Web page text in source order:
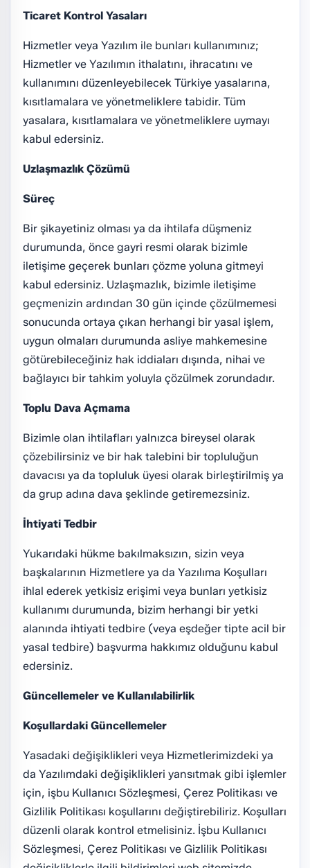
Ticaret Kontrol Yasaları
Hizmetler veya Yazılım ile bunları kullanımınız;
Hizmetler ve Yazılımın ithalatını, ihracatını ve
kullanımını düzenleyebilecek Türkiye yasalarına,
kısıtlamalara ve yönetmeliklere tabidir. Tüm
yasalara, kısıtlamalara ve yönetmeliklere uymayı
kabul edersiniz.
Uzlaşmazlık Çözümü
Süreç
Bir şikayetiniz olması ya da ihtilafa düşmeniz
durumunda, önce gayri resmi olarak bizimle
iletişime geçerek bunları çözme yoluna gitmeyi
kabul edersiniz. Uzlaşmazlık, bizimle iletişime
geçmenizin ardından 30 gün içinde çözülmemesi
sonucunda ortaya çıkan herhangi bir yasal işlem,
uygun olmaları durumunda asliye mahkemesine
götürebileceğiniz hak iddiaları dışında, nihai ve
bağlayıcı bir tahkim yoluyla çözülmek zorundadır.
Toplu Dava Açmama
Bizimle olan ihtilafları yalnızca bireysel olarak
çözebilirsiniz ve bir hak talebini bir topluluğun
davacısı ya da topluluk üyesi olarak birleştirilmiş ya
da grup adına dava şeklinde getiremezsiniz.
İhtiyati Tedbir
Yukarıdaki hükme bakılmaksızın, sizin veya
başkalarının Hizmetlere ya da Yazılıma Koşulları
ihlal ederek yetkisiz erişimi veya bunları yetkisiz
kullanımı durumunda, bizim herhangi bir yetki
alanında ihtiyati tedbire (veya eşdeğer tipte acil bir
yasal tedbire) başvurma hakkımız olduğunu kabul
edersiniz.
Güncellemeler ve Kullanılabilirlik
Koşullardaki Güncellemeler
Yasadaki değişiklikleri veya Hizmetlerimizdeki ya
da Yazılımdaki değişiklikleri yansıtmak gibi işlemler
için, işbu Kullanıcı Sözleşmesi, Çerez Politikası ve
Gizlilik Politikası koşullarını değiştirebiliriz. Koşulları
düzenli olarak kontrol etmelisiniz. İşbu Kullanıcı
Sözleşmesi, Çerez Politikası ve Gizlilik Politikası